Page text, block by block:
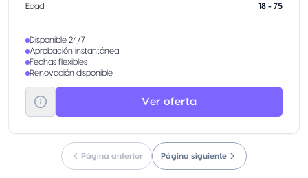
Edad
18 - 75
Disponible 24/7
Aprobación instantánea
Fechas flexibles
Renovación disponible
Ver oferta
Página anterior Página siguiente